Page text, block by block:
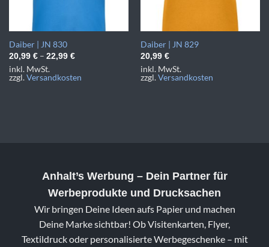
Daiber | JN 830
20,99 €– 22,99 €
inkl. MwSt.
zzgl.Versandkosten
Daiber | JN 829
20,99 €
inkl. MwSt.
zzgl.Versandkosten
Anhalt’s Werbung – Dein Partner für
Werbeprodukte und Drucksachen
Wir bringen Deine Ideen aufs Papier und machen
Deine Marke sichtbar! Ob Visitenkarten, Flyer,
Textildruck oder personalisierte Werbegeschenke – mit